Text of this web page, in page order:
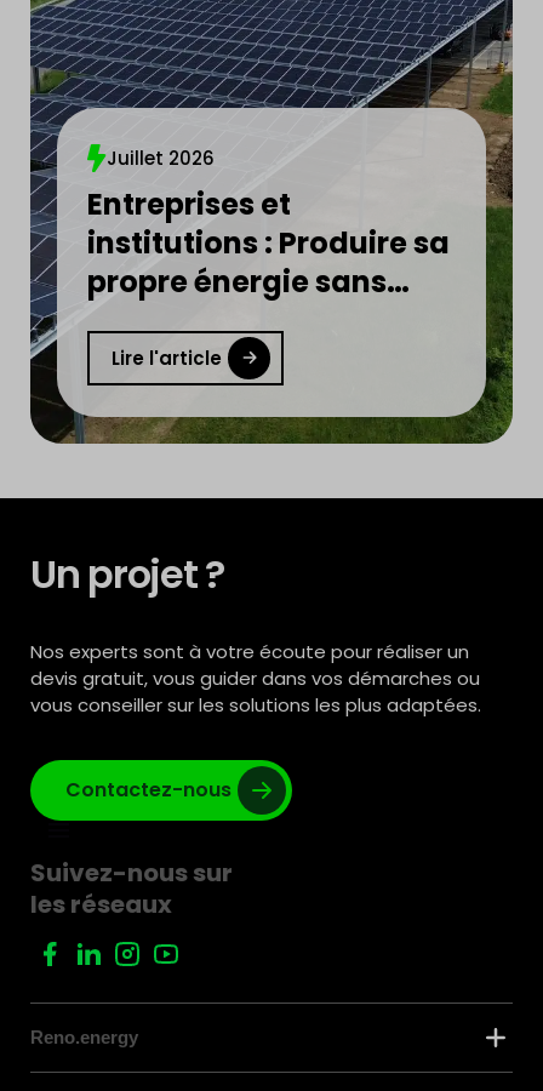
Juillet 2026
Entreprises et
institutions : Produire sa
propre énergie sans
financer l’installation
devient réalité
Lire l'article
Un projet ?
Nos experts sont à votre écoute pour réaliser un
devis gratuit, vous guider dans vos démarches ou
vous conseiller sur les solutions les plus adaptées.
Contactez-nous
Suivez-nous sur
les réseaux
Reno.energy